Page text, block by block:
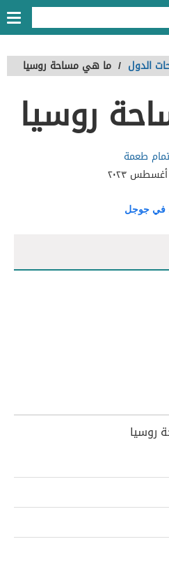
الدول / ما هي مساحة روسيا
روسيا
تمام طعمة
في جوجل